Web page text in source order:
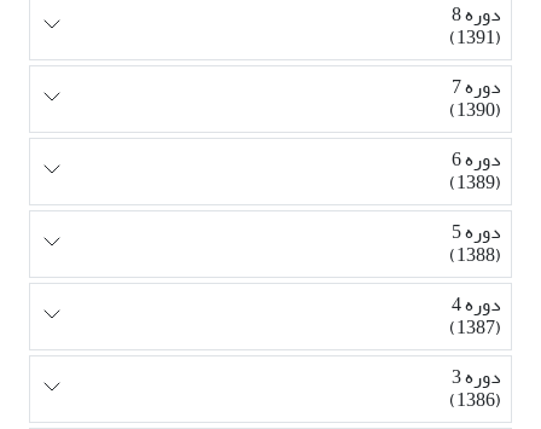
دوره 8
(1391)
دوره 7
(1390)
دوره 6
(1389)
دوره 5
(1388)
دوره 4
(1387)
دوره 3
(1386)